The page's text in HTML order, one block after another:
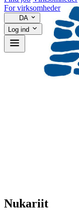
For virksomheder
DA
Log ind
Nukariit